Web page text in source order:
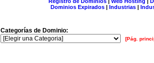
Dominios Expirados | Industrias |
Categorías de Dominio:
[Pág.